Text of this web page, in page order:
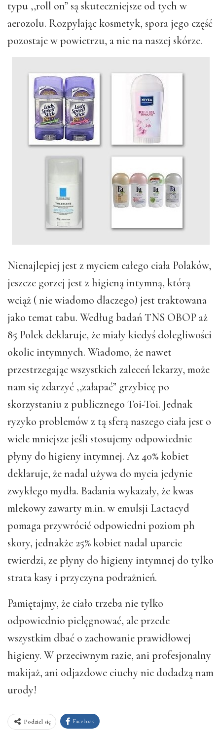
typu ,,roll on” są skuteczniejsze od tych w
aerozolu. Rozpylając kosmetyk, spora jego część
pozostaje w powietrzu, a nie na naszej skórze.
Nienajlepiej jest z myciem całego ciała Polaków,
jeszcze gorzej jest z higieną intymną, którą
wciąż ( nie wiadomo dlaczego) jest traktowana
jako temat tabu. Według badań TNS OBOP aż
85 Polek deklaruje, że miały kiedyś dolegliwości
okolic intymnych. Wiadomo, że nawet
przestrzegając wszystkich zaleceń lekarzy, może
nam się zdarzyć ,,załapać” grzybicę po
skorzystaniu z publicznego Toi-Toi. Jednak
ryzyko problemów z tą sferą naszego ciała jest o
wiele mniejsze jeśli stosujemy odpowiednie
płyny do higieny intymnej. Az 40% kobiet
deklaruje, że nadal używa do mycia jedynie
zwykłego mydła. Badania wykazały, że kwas
mlekowy zawarty m.in. w emulsji Lactacyd
pomaga przywrócić odpowiedni poziom ph
skory, jednakże 25% kobiet nadal uparcie
twierdzi, ze płyny do higieny intymnej do tylko
strata kasy i przyczyna podrażnień.
Pamiętajmy, że ciało trzeba nie tylko
odpowiednio pielęgnować, ale przede
wszystkim dbać o zachowanie prawidłowej
higieny. W przeciwnym razie, ani profesjonalny
makijaż, ani odjazdowe ciuchy nie dodadzą nam
urody!
Podziel się Facebook